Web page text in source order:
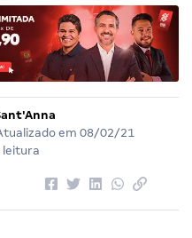
em 08/02/21
leitura